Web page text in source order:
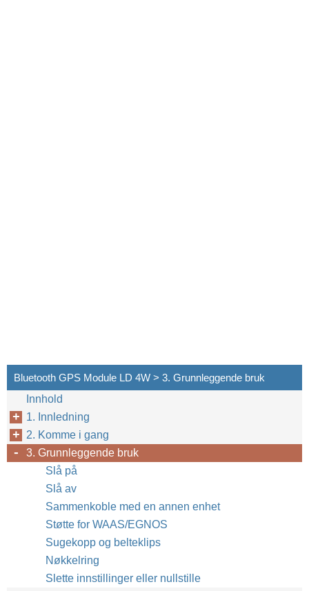
Bluetooth GPS Module LD 4W > 3. Grunnleggende bruk
Innhold
1. Innledning
2. Komme i gang
3. Grunnleggende bruk
Slå på
Slå av
Sammenkoble med en annen enhet
Støtte for WAAS/EGNOS
Sugekopp og belteklips
Nøkkelring
Slette innstillinger eller nullstille